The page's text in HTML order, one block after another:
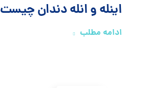
اینله و انله دندان چیست
ادامه مطلب